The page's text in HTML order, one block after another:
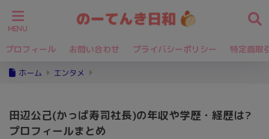
プロフィール お問い合わせ プライバシーポリシー 特定商取
ホーム エンタメ
田辺公己(かっぱ寿司社長)の年収や学歴・経歴は?
プロフィールまとめ